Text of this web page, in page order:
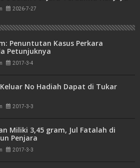
2026-7-27
Penuntutan Kasus Perkara
Petunjuknya
2017-3-4
No Hadiah Dapat di Tukar
2017-3-3
Miliki 3,45 gram, Jul Fatalah di
Penjara
2017-3-3